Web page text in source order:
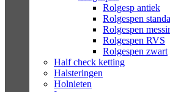
Rolgesp antiek
Rolgespen
Rolgespen
Rolgespen RVS
Rolgespen zwart
Half check ketting
Halsteringen
Holnieten